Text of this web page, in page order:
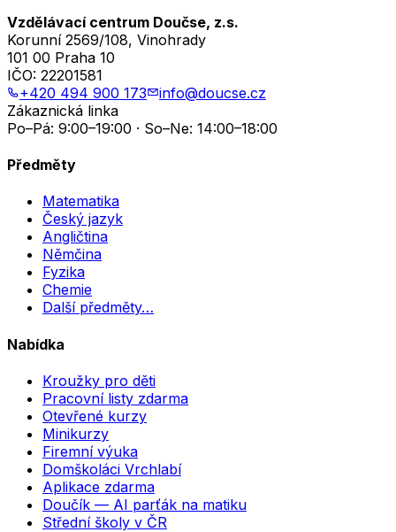
Vzdělávací centrum Doučse, z.s.
Korunní 2569/108, Vinohrady
101 00 Praha 10
IČO: 22201581
+420 494 900 173
info@doucse.cz
Zákaznická linka
Po–Pá: 9:00–19:00 · So–Ne: 14:00–18:00
Předměty
Matematika
Český jazyk
Angličtina
Němčina
Fyzika
Chemie
Další předměty…
Nabídka
Kroužky pro děti
Pracovní listy zdarma
Otevřené kurzy
Minikurzy
Firemní výuka
Domškoláci Vrchlabí
Aplikace zdarma
Doučík — AI parťák na matiku
Střední školy v ČR